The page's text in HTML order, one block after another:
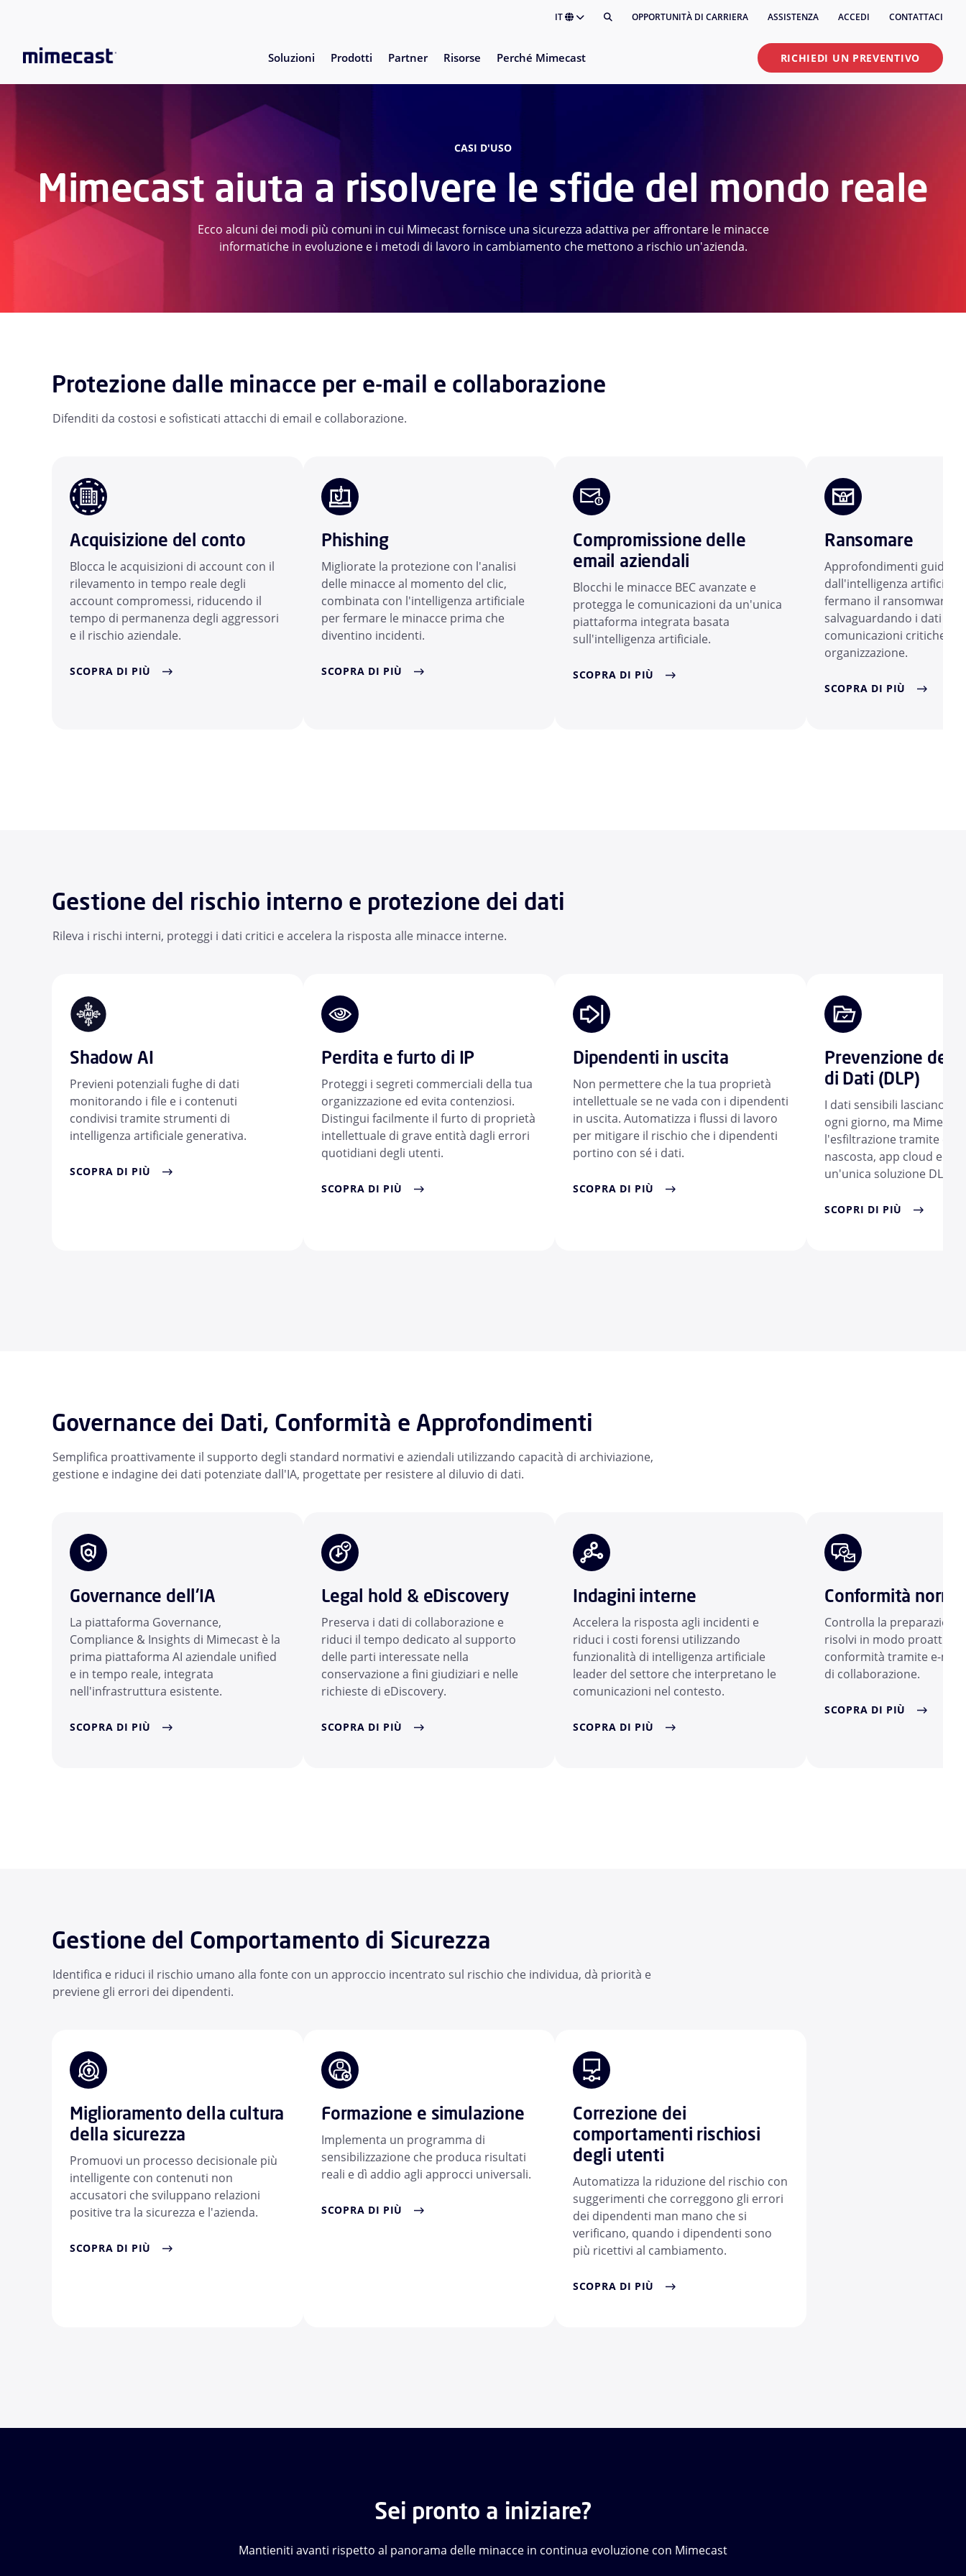
IT OPPORTUNITÀ DI CARRIERA ASSISTENZA ACCEDI CONTATTACI
Soluzioni Prodotti Partner Risorse Perché Mimecast RICHIEDI UN PREVENTIVO
CASI D'USO
Mimecast aiuta a risolvere le sfide del mondo reale
Ecco alcuni dei modi più comuni in cui Mimecast fornisce una sicurezza adattiva per affrontare le minacce
informatiche in evoluzione e i metodi di lavoro in cambiamento che mettono a rischio un'azienda.
Protezione dalle minacce per e-mail e collaborazione
Difenditi da costosi e sofisticati attacchi di email e collaborazione.
Acquisizione del conto
Blocca le acquisizioni di account con il
rilevamento in tempo reale degli
account compromessi, riducendo il
tempo di permanenza degli aggressori
e il rischio aziendale.
SCOPRA DI PIÙ
Phishing
Migliorate la protezione con l'analisi
delle minacce al momento del clic,
combinata con l'intelligenza artificiale
per fermare le minacce prima che
diventino incidenti.
SCOPRA DI PIÙ
Compromissione delle
email aziendali
Blocchi le minacce BEC avanzate e
protegga le comunicazioni da un'unica
piattaforma integrata basata
sull'intelligenza artificiale.
SCOPRA DI PIÙ
Ransomare
Approfondimenti guidati
dall'intelligenza artificiale
fermano il ransomware,
salvaguardando i dati e le
comunicazioni critiche
organizzazione.
SCOPRA DI PIÙ
Gestione del rischio interno e protezione dei dati
Rileva i rischi interni, proteggi i dati critici e accelera la risposta alle minacce interne.
Shadow AI
Previeni potenziali fughe di dati
monitorando i file e i contenuti
condivisi tramite strumenti di
intelligenza artificiale generativa.
SCOPRA DI PIÙ
Perdita e furto di IP
Proteggi i segreti commerciali della tua
organizzazione ed evita contenziosi.
Distingui facilmente il furto di proprietà
intellettuale di grave entità dagli errori
quotidiani degli utenti.
SCOPRA DI PIÙ
Dipendenti in uscita
Non permettere che la tua proprietà
intellettuale se ne vada con i dipendenti
in uscita. Automatizza i flussi di lavoro
per mitigare il rischio che i dipendenti
portino con sé i dati.
SCOPRA DI PIÙ
Prevenzione
di Dati (DLP)
I dati sensibili lasciano le
ogni giorno, ma
l'esfiltrazione tramite
nascosta, app cloud ed
un'unica soluzione DLP.
SCOPRI DI PIÙ
Governance dei Dati, Conformità e Approfondimenti
Semplifica proattivamente il supporto degli standard normativi e aziendali utilizzando capacità di archiviazione,
gestione e indagine dei dati potenziate dall'IA, progettate per resistere al diluvio di dati.
Governance dell'IA
La piattaforma Governance,
Compliance & Insights di Mimecast è la
prima piattaforma AI aziendale unified
e in tempo reale, integrata
nell'infrastruttura esistente.
SCOPRA DI PIÙ
Legal hold & eDiscovery
Preserva i dati di collaborazione e
riduci il tempo dedicato al supporto
delle parti interessate nella
conservazione a fini giudiziari e nelle
richieste di eDiscovery.
SCOPRA DI PIÙ
Indagini interne
Accelera la risposta agli incidenti e
riduci i costi forensi utilizzando
funzionalità di intelligenza artificiale
leader del settore che interpretano le
comunicazioni nel contesto.
SCOPRA DI PIÙ
Conformità
Controlla la preparazione
risolvi in modo proattivo
conformità tramite e-
di collaborazione.
SCOPRA DI PIÙ
Gestione del Comportamento di Sicurezza
Identifica e riduci il rischio umano alla fonte con un approccio incentrato sul rischio che individua, dà priorità e
previene gli errori dei dipendenti.
Miglioramento della cultura
della sicurezza
Promuovi un processo decisionale più
intelligente con contenuti non
accusatori che sviluppano relazioni
positive tra la sicurezza e l'azienda.
SCOPRA DI PIÙ
Formazione e simulazione
Implementa un programma di
sensibilizzazione che produca risultati
reali e dì addio agli approcci universali.
SCOPRA DI PIÙ
Correzione dei
comportamenti rischiosi
degli utenti
Automatizza la riduzione del rischio con
suggerimenti che correggono gli errori
dei dipendenti man mano che si
verificano, quando i dipendenti sono
più ricettivi al cambiamento.
SCOPRA DI PIÙ
Sei pronto a iniziare?
Mantieniti avanti rispetto al panorama delle minacce in continua evoluzione con Mimecast